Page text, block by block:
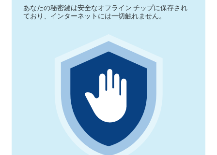
あなたの秘密鍵は安全なオフライン チップに保存され
ており、インターネットには一切触れません。